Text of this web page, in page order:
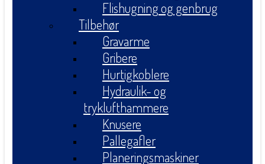
Flishugning og genbrug
Tilbehør
Gravarme
Gribere
Hurtigkoblere
Hydraulik- og
tryklufthammere
Knusere
Pallegafler
Planeringsmaskiner